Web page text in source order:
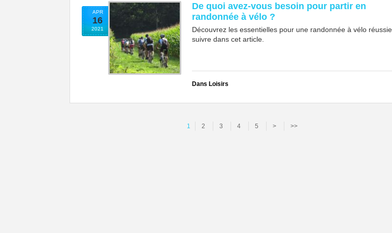
APR
16
2021
De quoi avez-vous besoin pour partir en
randonnée à vélo ?
Découvrez les essentielles pour une randonnée à vélo
suivre dans cet article.
Dans Loisirs
1 2 3 4 5 > >>